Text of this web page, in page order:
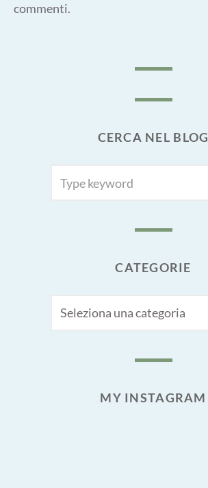
commenti.
CERCA NEL BLOG
FOR:
CATEGORIE
MY INSTAGRAM